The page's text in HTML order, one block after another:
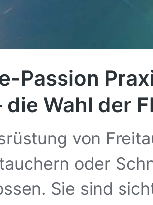
Passion
die Wahl der
von
oder
Sie sind